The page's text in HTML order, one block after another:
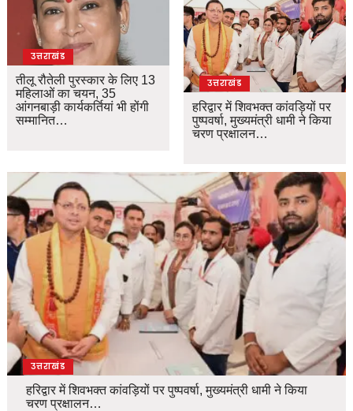
उत्तराखंड
तीलू रौतेली पुरस्कार के लिए 13
महिलाओं का चयन, 35
आंगनबाड़ी कार्यकर्तियां भी होंगी
सम्मानित…
उत्तराखंड
हरिद्वार में शिवभक्त कांवड़ियों पर
पुष्पवर्षा, मुख्यमंत्री धामी ने किया
चरण प्रक्षालन…
उत्तराखंड
हरिद्वार में शिवभक्त कांवड़ियों पर पुष्पवर्षा, मुख्यमंत्री धामी ने किया
चरण प्रक्षालन…